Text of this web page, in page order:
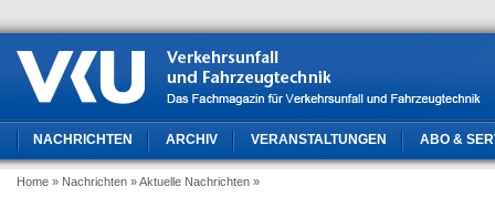
NACHRICHTEN ARCHIV VERANSTALTUNGEN ABO &
Home » Nachrichten » Aktuelle Nachrichten »